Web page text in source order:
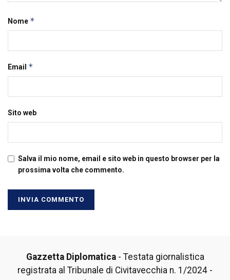
Nome *
Email *
Sito web
Salva il mio nome, email e sito web in questo browser per la
prossima volta che commento.
Gazzetta Diplomatica- Testata giornalistica
registrata al Tribunale di Civitavecchia n. 1/2024 -